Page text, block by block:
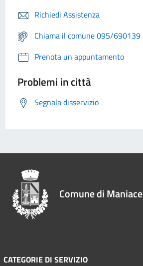
Richiedi Assistenza
Chiama il comune 095/690139
Prenota un appuntamento
Problemi in città
Segnala disservizio
Comune di Maniace
CATEGORIE DI SERVIZIO